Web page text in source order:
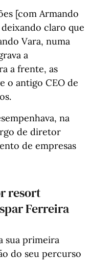
[com Armando
claro que
Vara, numa
a
a frente, as
o antigo CEO de
na
de diretor
de empresas
resort
Ferreira
sua primeira
do seu percurso